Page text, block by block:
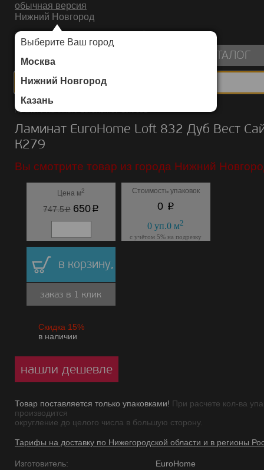
обычная версия
Нижний Новгород
Выберите Ваш город
Москва
Нижний Новгород
Казань
ИНТЕРНЕТ-МАГАЗИН НАПОЛЬНЫХ ПОКРЫТИЙ
КАТАЛОГ
Каталог/Ламинат/EuroHome/Loft 832
Ламинат EuroHome Loft 832 Дуб Вест
К279
Вы смотрите товар из города Нижний
Цена м2
747.5p650p
Стоимость упаковок
0 p
0 уп.0 м2
с учётом 5% на подрезку
в корзину,
заказ в 1 клик
Скидка 15%
в наличии
нашли дешевле
Товар поставляется только упаковками! При расчете кол-ва
производится
округление до целого числа в большую сторону.
Тарифы на доставку по Нижегородской области и в регионы
Изготовитель:
EuroHome